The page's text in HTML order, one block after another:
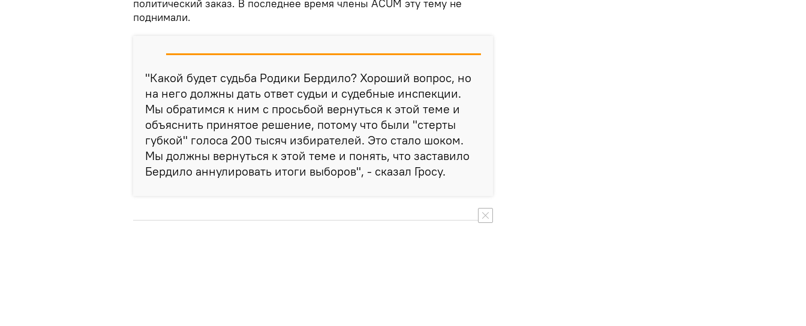
политический заказ. В последнее время члены ACUM эту тему не
поднимали.
"Какой будет судьба Родики Бердило? Хороший вопрос, но
на него должны дать ответ судьи и судебные инспекции.
Мы обратимся к ним с просьбой вернуться к этой теме и
объяснить принятое решение, потому что были "стерты
губкой" голоса 200 тысяч избирателей. Это стало шоком.
Мы должны вернуться к этой теме и понять, что заставило
Бердило аннулировать итоги выборов", - сказал Гросу.